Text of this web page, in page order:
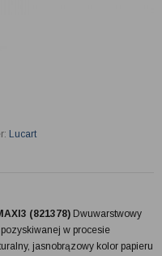
Lucart
(821378) Dwuwarstwowy
w procesie
jasnobrązowy kolor papieru